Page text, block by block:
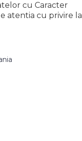
cu Caracter
atentia cu privire la